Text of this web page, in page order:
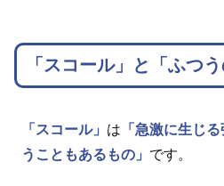
「スコール」と「ふつ
「スコール」 は 「急激に生じ
うこともあるもの」 です。